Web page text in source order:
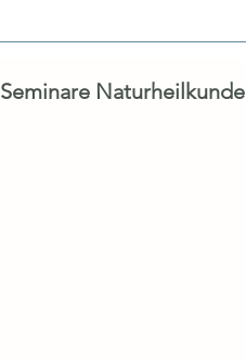
Seminare Naturheilkunde